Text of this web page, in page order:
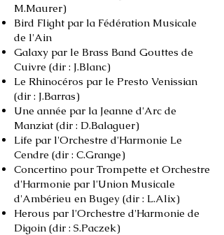
M.Maurer)
Bird Flight par la Fédération Musicale
de l'Ain
Galaxy par le Brass Band Gouttes de
Cuivre (dir : J.Blanc)
Le Rhinocéros par le Presto Venissian
(dir : J.Barras)
Une année par la Jeanne d'Arc de
Manziat (dir : D.Balaguer)
Life par l'Orchestre d'Harmonie Le
Cendre (dir : C.Grange)
Concertino pour Trompette et Orchestre
d'Harmonie par l'Union Musicale
d'Ambérieu en Bugey (dir : L.Alix)
Herous par l'Orchestre d'Harmonie de
Digoin (dir : S.Paczek)